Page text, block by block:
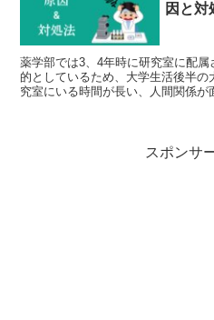
因と対
薬学部では3、4年時に研究室に配
的としているため、大学生活後半
究室にいる時間が長い、人間関係が
スポンサ